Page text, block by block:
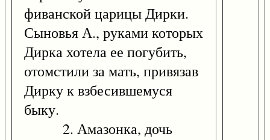
фиванской царицы Дирки.
Сыновья А., руками которых
Дирка хотела ее погубить,
отомстили за мать, привязав
Дирку к взбесившемуся
быку.
2. Амазонка, дочь